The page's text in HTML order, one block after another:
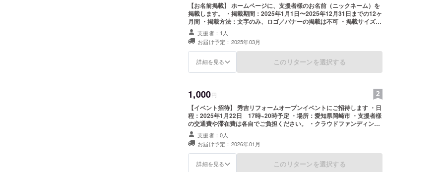
【お名前掲載】 ホームページに、支援者様のお名前（ニックネーム）を
掲載します。 ・掲載期間：2025年1月1日〜2025年12月31日までの12ヶ
月間 ・掲載方法：文字のみ、ロゴ／バナーの掲載は不可 ・掲載サイズ：
小 ・支援時、必ず備考欄に希望されるお名前をご記入ください。
支援者：1人
お届け予定：2025年03月
詳細を見る このリターンを選択する
1,000円
【イベント招待】 秀吉リフォームオープンイベントにご招待します ・日
程：2025年1月22日 17時~20時予定 ・場所：愛知県岡崎市 ・支援者様
の交通費や滞在費は各自でご負担ください。 ・クラウドファンディング
終了後、会場など詳細情報をメールにてご案内します。
支援者：0人
お届け予定：2026年01月
詳細を見る このリターンを選択する